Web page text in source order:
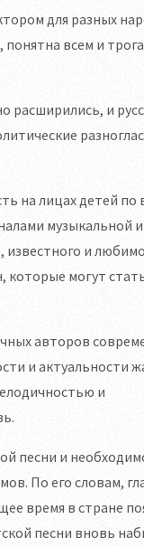
для разных
всем и
расширились, и
на лицах детей по
музыкальной
и
которые могут
авторов
и актуальности
и
песни и
По его словам,
время в стране
песни вновь